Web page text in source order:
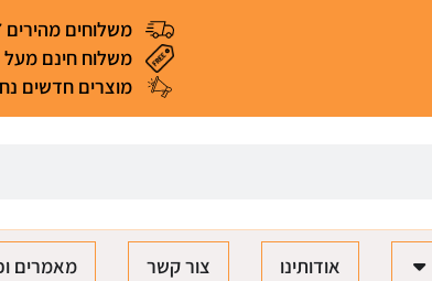
משלוחים מהירים 4-7 ימי עסקים
משלוח חינם מעל 299 ₪ (*למעט מאכלים ומוצרים רגישים)
מוצרים חדשים
אודותינו צור קשר מאמרים